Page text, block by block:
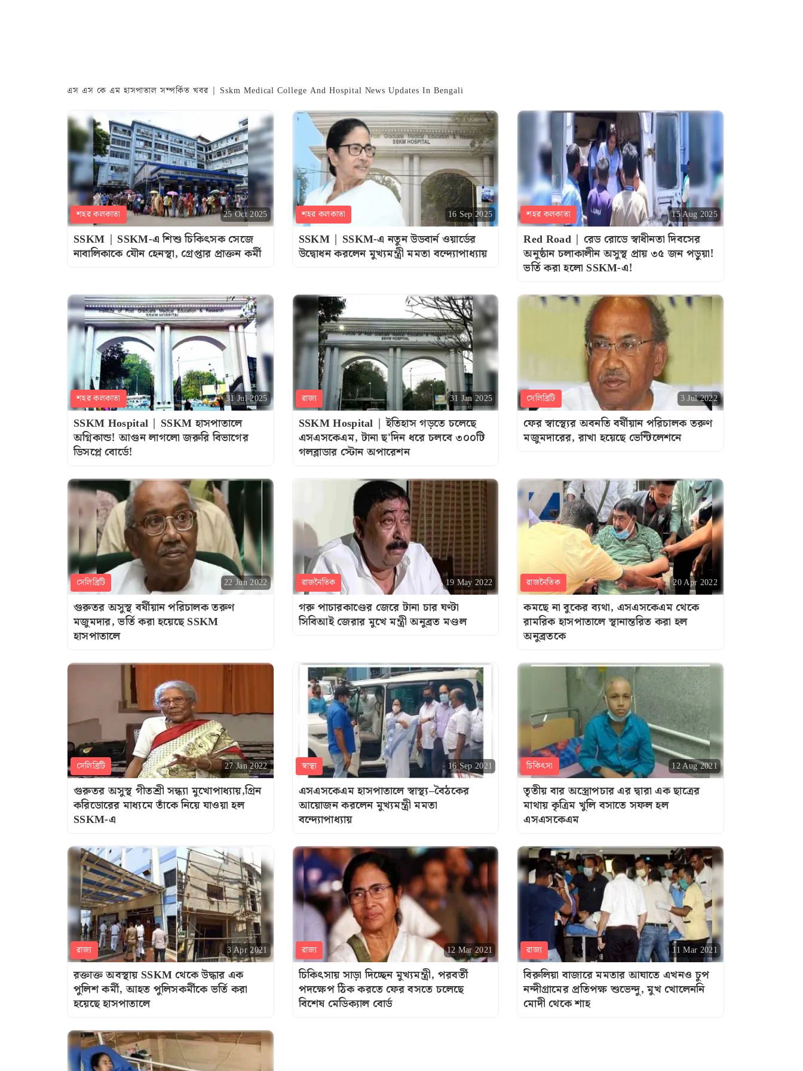
এস এস কে এম হাসপাতাল সম্পর্কিত খবর | Sskm Medical College And Hospital News Updates In Bengali
শহর কলকাতা 25 Oct 2025
SSKM | SSKM-এ শিশু চিকিৎসক সেজে
নাবালিকাকে যৌন হেনস্থা, গ্রেপ্তার প্রাক্তন কর্মী
শহর কলকাতা 16 Sep 2025
SSKM | SSKM-এ নতুন উডবার্ন ওয়ার্ডের
উদ্বোধন করলেন মুখ্যমন্ত্রী মমতা বন্দ্যোপাধ্যায়
শহর কলকাতা 15 Aug 2025
Red Road | রেড রোডে স্বাধীনতা দিবসের
অনুষ্ঠান চলাকালীন অসুস্থ প্রায় ৩৫ জন পডু়য়া!
ভর্তি করা হলো SSKM-এ!
শহর কলকাতা 31 Jul 2025
SSKM Hospital | SSKM হাসপাতালে
অগ্নিকান্ড! আগুন লাগলো জরুরি বিভাগের
ডিসপ্লে বোর্ডে!
রাজ্য 31 Jan 2025
SSKM Hospital | ইতিহাস গড়তে চলেছে
এসএসকেএম, টানা ছ'দিন ধরে চলবে ৩০০টি
গলব্লাডার স্টোন অপারেশন
সেলিব্রিটি 3 Jul 2022
ফের স্বাস্থ্যের অবনতি বর্ষীয়ান পরিচালক তরুণ
মজুমদারের, রাখা হয়েছে ভেন্টিলেশনে
সেলিব্রিটি 22 Jun 2022
গুরুতর অসুস্থ বর্ষীয়ান পরিচালক তরুণ
মজুমদার, ভর্তি করা হয়েছে SSKM
হাসপাতালে
রাজনৈতিক 19 May 2022
গরু পাচারকাণ্ডের জেরে টানা চার ঘণ্টা
সিবিআই জেরার মুখে মন্ত্রী অনুব্রত মণ্ডল
রাজনৈতিক 20 Apr 2022
কমছে না বুকের ব্যথা, এসএসকেএম থেকে
রামরিক হাসপাতালে স্থানান্তরিত করা হল
অনুব্রতকে
সেলিব্রিটি 27 Jan 2022
গুরুতর অসুস্থ গীতশ্রী সন্ধ্যা মুখোপাধ্যায়,গ্রিন
করিডোরের মাধ্যমে তাঁকে নিয়ে যাওয়া হল
SSKM-এ
স্বাস্থ্য 16 Sep 2021
এসএসকেএম হাসপাতালে স্বাস্থ্য–বৈঠকের
আয়োজন করলেন মুখ্যমন্ত্রী মমতা
বন্দ্যোপাধ্যায়
চিকিৎসা 12 Aug 2021
তৃতীয় বার অস্ত্রোপচার এর দ্বারা এক ছাত্রের
মাথায় কৃত্রিম খুলি বসাতে সফল হল
এসএসকেএম
রাজ্য 3 Apr 2021
রক্তাক্ত অবস্থায় SSKM থেকে উদ্ধার এক
পুলিশ কর্মী, আহত পুলিসকর্মীকে ভর্তি করা
হয়েছে হাসপাতালে
রাজ্য 12 Mar 2021
চিকিৎসায় সাড়া দিচ্ছেন মুখ্যমন্ত্রী, পরবর্তী
পদক্ষেপ ঠিক করতে ফের বসতে চলেছে
বিশেষ মেডিক্যাল বোর্ড
রাজ্য 11 Mar 2021
বিরুলিয়া বাজারে মমতার আঘাতে এখনও চুপ
নন্দীগ্রামের প্রতিপক্ষ শুভেন্দু, মুখ খোলেননি
মোদী থেকে শাহ